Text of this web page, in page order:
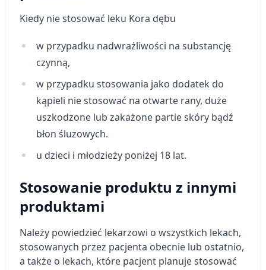
Kiedy nie stosować leku Kora dębu
w przypadku nadwrażliwości na substancję
czynną,
w przypadku stosowania jako dodatek do
kąpieli nie stosować na otwarte rany, duże
uszkodzone lub zakażone partie skóry bądź
błon śluzowych.
u dzieci i młodzieży poniżej 18 lat.
Stosowanie produktu z innymi
produktami
Należy powiedzieć lekarzowi o wszystkich lekach,
stosowanych przez pacjenta obecnie lub ostatnio,
a także o lekach, które pacjent planuje stosować
Tworzenie profili w celu
spersonalizowanych reklam
Wykorzystanie profili do wyboru
spersonalizowanych reklam
Tworzenie profili w celu personalizacji treści
Wykorzystywanie profili w celu doboru
spersonalizowanych treści
Rozumienie odbiorców dzięki statystyce lub
kombinacji danych z różnych źródeł
Rozwój i ulepszanie usług
Wykorzystywanie ograniczonych danych do
wyboru treści